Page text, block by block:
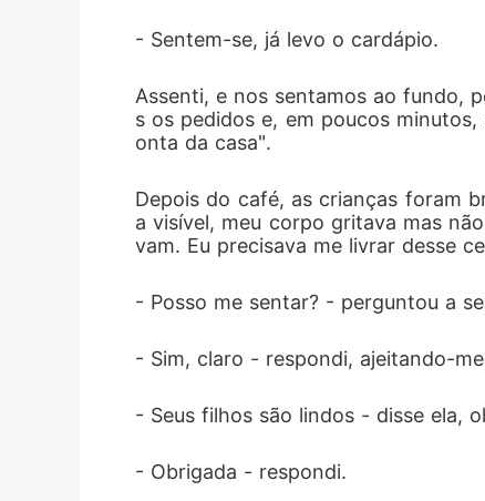
- Sentem-se, já levo o cardápio.
Assenti, e nos sentamos ao fundo,
s os pedidos e, em poucos
onta da casa".
Depois do café, as crianças foram
a visível, meu corpo gritava mas
vam. Eu precisava me livrar desse
- Posso me sentar? - perguntou a
- Sim, claro - respondi, ajeitando-
- Seus filhos são lindos - disse ela,
- Obrigada - respondi.